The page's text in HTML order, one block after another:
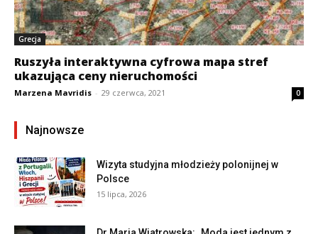
Grecja
Ruszyła interaktywna cyfrowa mapa stref
ukazująca ceny nieruchomości
Marzena Mavridis - 29 czerwca, 2021 0
Najnowsze
Wizyta studyjna młodzieży polonijnej w
Polsce
15 lipca, 2026